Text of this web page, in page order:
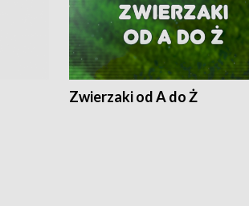
Zwierzaki od A do Ż